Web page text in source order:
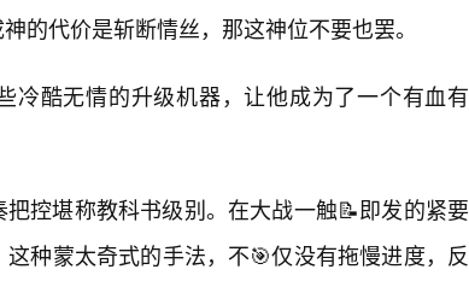
的代价是斩断情丝，那这神位不要也罢。
冷酷无情的升级机器，让他成为了一个有血有
控堪称教科书级别。在大战一触📝即发的紧要
种蒙太奇式的手法，不🎯仅没有拖慢进度，反